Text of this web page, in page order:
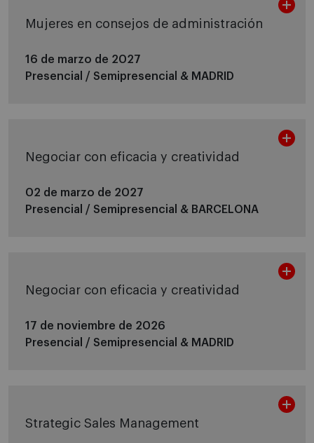
Mujeres en consejos de administración
16 de marzo de 2027
Presencial / Semipresencial & MADRID
Negociar con eficacia y creatividad
02 de marzo de 2027
Presencial / Semipresencial & BARCELONA
Negociar con eficacia y creatividad
17 de noviembre de 2026
Presencial / Semipresencial & MADRID
Strategic Sales Management